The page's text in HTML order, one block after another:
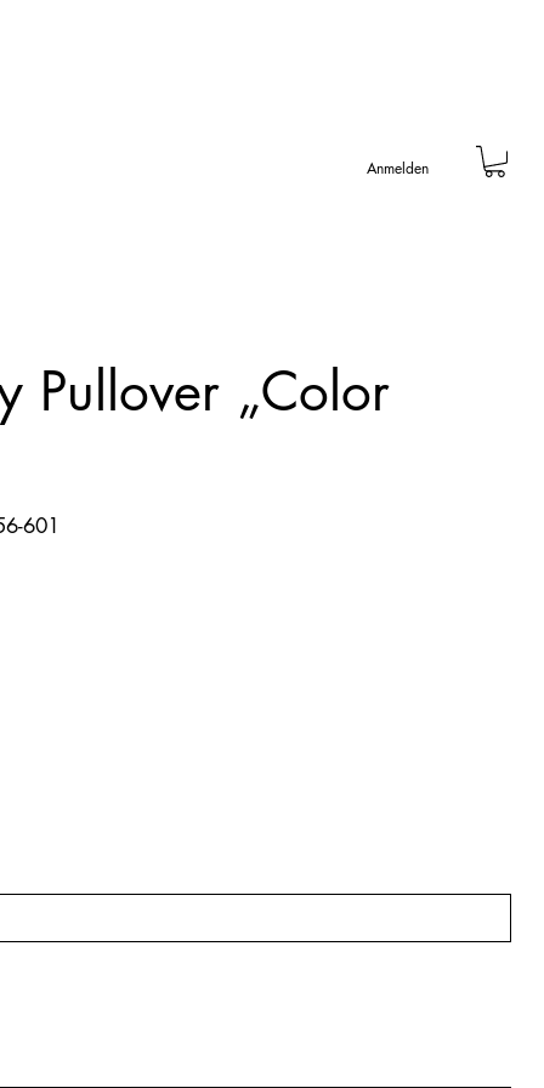
Anmelden
Pullover „Color
601